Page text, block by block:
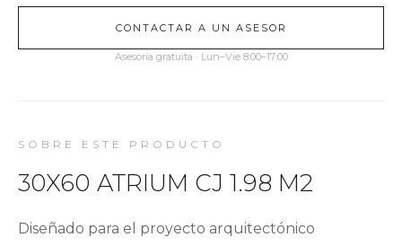
CONTACTAR A UN ASESOR
Asesoría gratuita · Lun–Vie 8:00–17:00
SOBRE ESTE PRODUCTO
30X60 ATRIUM CJ 1.98 M2
Diseñado para el proyecto arquitectónico